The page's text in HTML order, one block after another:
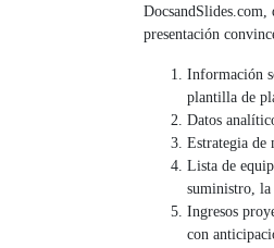
DocsandSlides.com,
presentación
Información
plantilla de
Datos
Estrategia de
Lista de
suministro,
Ingresos
con